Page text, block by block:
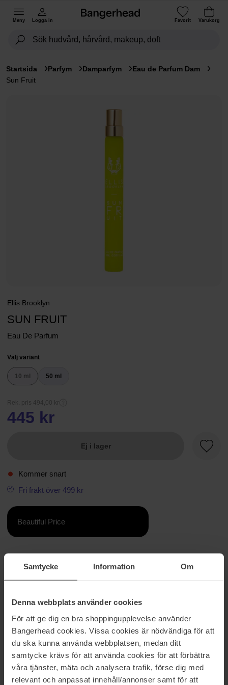
Samtycke Information Om
Denna webbplats använder cookies
För att ge dig en bra shoppingupplevelse använder
Bangerhead cookies. Vissa cookies är nödvändiga för att
du ska kunna använda webbplatsen, medan ditt
samtycke krävs för att använda cookies för att förbättra
våra tjänster, mäta och analysera trafik, förse dig med
relevant och anpassat innehåll/annonser samt för att
Meny Logga in Favorit Varukorg
Startsida Parfym Damparfym
Eau de Parfum Dam
Sun Fruit
Ellis Brooklyn
SUN FRUIT
Eau De Parfum
Välj variant
10 ml 50 ml
Rek. pris 494,00 kr
445 kr
Ej i lager
Kommer snart
Fri frakt över 499 kr
Beautiful Price
nyuppfinning av den fruktiga blomman och innehåller en krämig
jasmin, cyklamen och vanilj. Den är beroendeframkallande och
eftersträvansvärd och är en doft som inspirerar till
semesterdrömmar.
Toppnoter: Färsk fikon, bergamott, plommonblad, päron
Hjärtnoter: Handplockad jasmin, cyklamen, orris, apelsinblomma
Basnoter: Amber, vaniljplanifolia, mysk, kokosnöt